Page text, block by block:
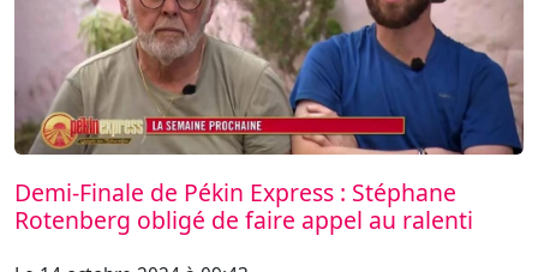
Demi-Finale de Pékin Express : Stéphane
Rotenberg obligé de faire appel au ralenti